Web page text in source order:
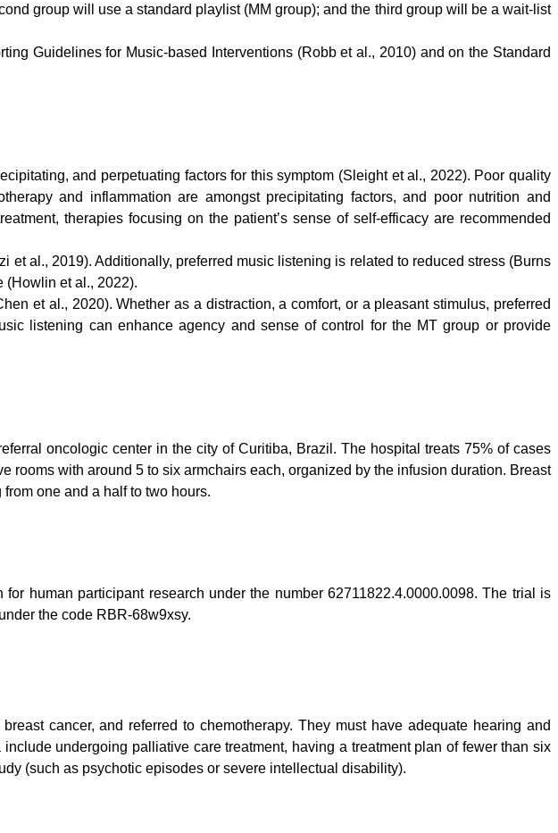
group will use a standard playlist (MM group); and the third group will be a wait-list
Guidelines for Music-based Interventions (Robb et al., 2010) and on the Standard
and perpetuating factors for this symptom (Sleight et al., 2022). Poor quality
and inflammation are amongst precipitating factors, and poor nutrition and
therapies focusing on the patient’s sense of self-efficacy are recommended
al., 2019). Additionally, preferred music listening is related to reduced stress (Burns
(Howlin et al., 2022).
et al., 2020). Whether as a distraction, a comfort, or a pleasant stimulus, preferred
listening can enhance agency and sense of control for the MT group or provide
oncologic center in the city of Curitiba, Brazil. The hospital treats 75% of cases
with around 5 to six armchairs each, organized by the infusion duration. Breast
one and a half to two hours.
human participant research under the number 62711822.4.0000.0098. The trial is
the code RBR-68w9xsy.
cancer, and referred to chemotherapy. They must have adequate hearing and
undergoing palliative care treatment, having a treatment plan of fewer than six
(such as psychotic episodes or severe intellectual disability).